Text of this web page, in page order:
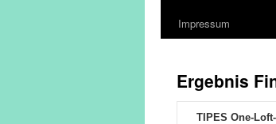
Impressum
Ergebnis
TIPES One-